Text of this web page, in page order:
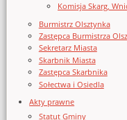
Komisja Skarg,
Burmistrz Olsztynka
Zastępca Burmistrza
Sekretarz Miasta
Skarbnik Miasta
Zastępca Skarbnika
Sołectwa i Osiedla
Akty prawne
Statut Gminy